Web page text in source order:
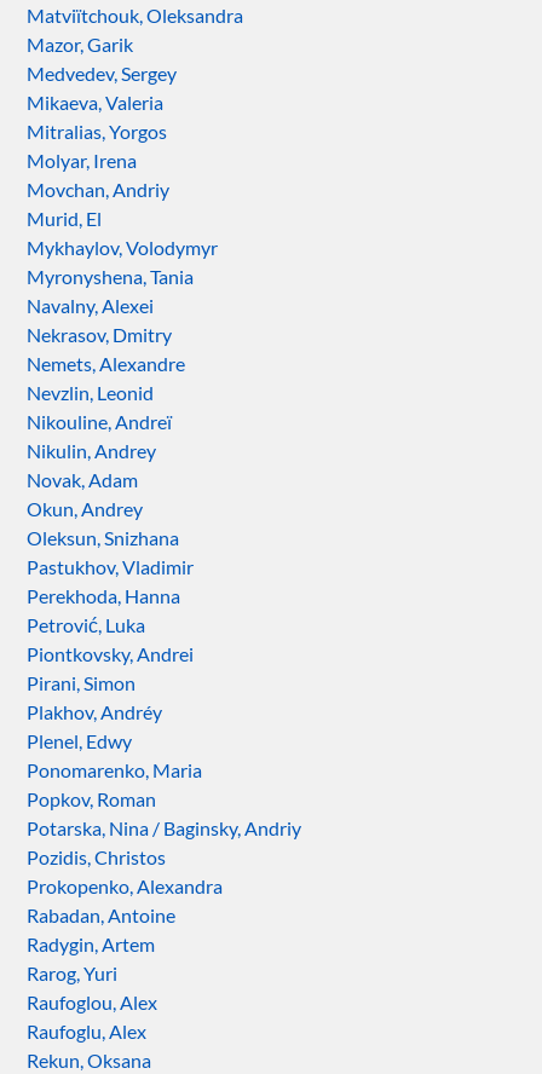
Matviïtchouk, Oleksandra
Mazor, Garik
Medvedev, Sergey
Mikaeva, Valeria
Mitralias, Yorgos
Molyar, Irena
Movchan, Andriy
Murid, El
Mykhaylov, Volodymyr
Myronyshena, Tania
Navalny, Alexei
Nekrasov, Dmitry
Nemets, Alexandre
Nevzlin, Leonid
Nikouline, Andreï
Nikulin, Andrey
Novak, Adam
Okun, Andrey
Oleksun, Snizhana
Pastukhov, Vladimir
Perekhoda, Hanna
Petrović, Luka
Piontkovsky, Andrei
Pirani, Simon
Plakhov, Andréy
Plenel, Edwy
Ponomarenko, Maria
Popkov, Roman
Potarska, Nina / Baginsky, Andriy
Pozidis, Christos
Prokopenko, Alexandra
Rabadan, Antoine
Radygin, Artem
Rarog, Yuri
Raufoglou, Alex
Raufoglu, Alex
Rekun, Oksana